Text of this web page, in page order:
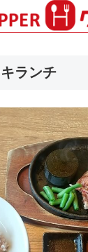
ランチ